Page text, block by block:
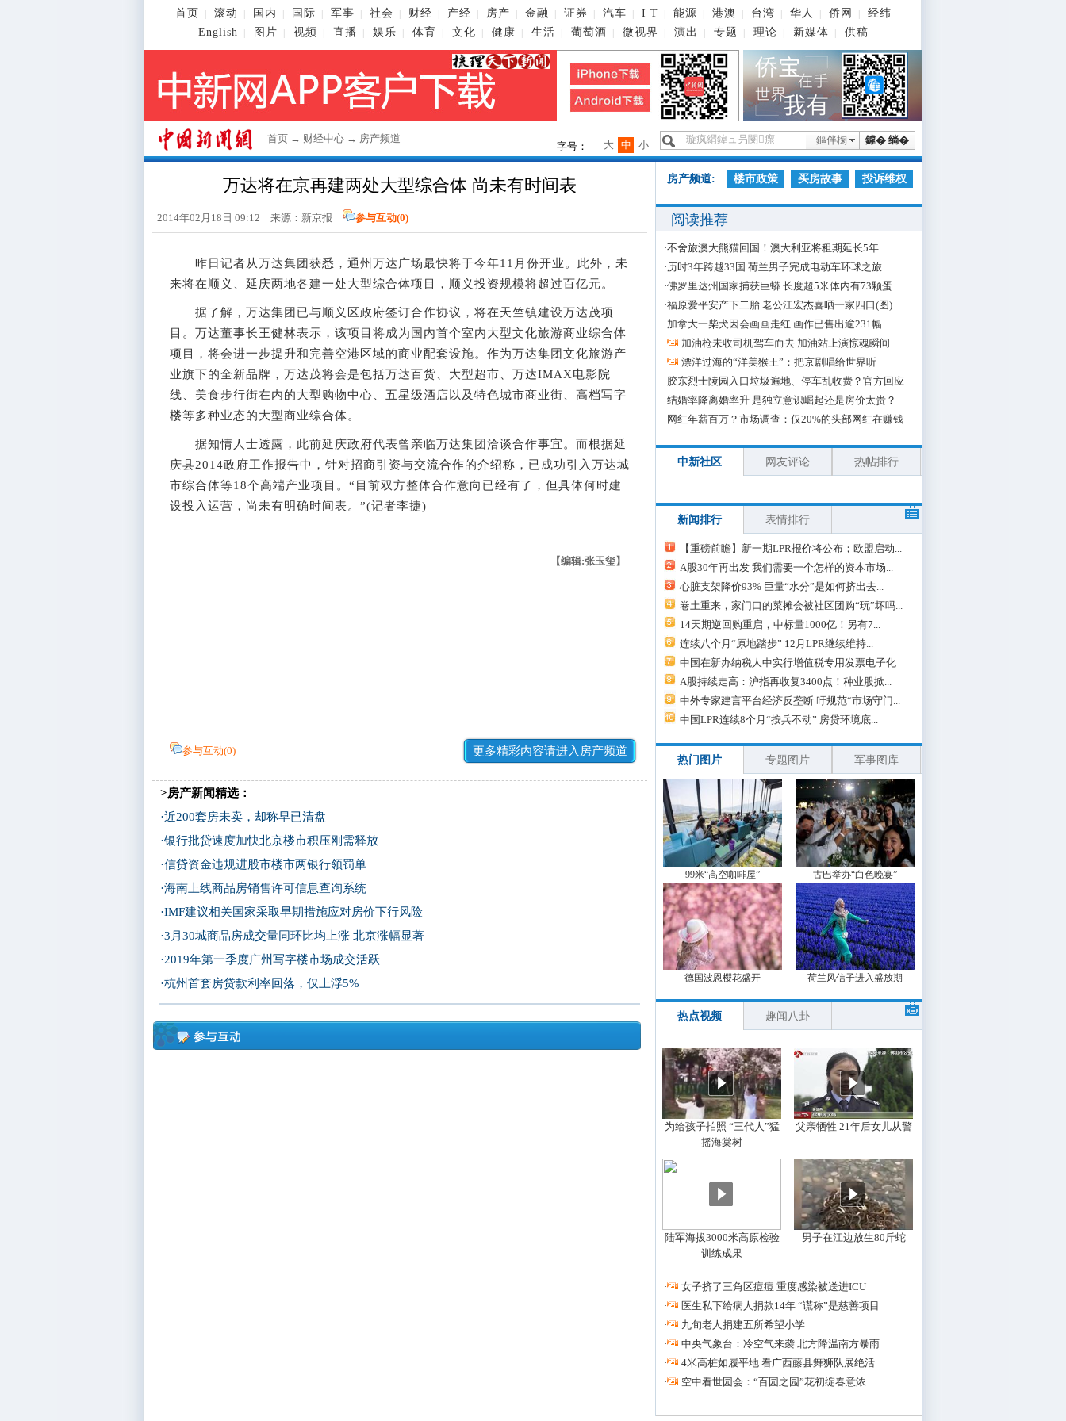
首页 滚动 国内 国际 军事 社会 财经 产经 房产 金融 证券 汽车 I T 能源 港澳 台湾 华人 侨网
经纬
English
图片 视频 直播 娱乐 体育 文化 健康 生活 葡萄酒 微视界 演出 专题 理论 新媒体 供稿
首页 → 财经中心 → 房产频道 鎼� 绱�
鏂伴椈
字号： 小
中
大
万达将在京再建两处大型综合体 尚未有时间表
2014年02月18日 09:12 来源：新京报 参与互动(0)
昨日记者从万达集团获悉，通州万达广场最快将于今年11月份开业。此外，未
来将在顺义、延庆两地各建一处大型综合体项目，顺义投资规模将超过百亿元。
据了解，万达集团已与顺义区政府签订合作协议，将在天竺镇建设万达茂项
目。万达董事长王健林表示，该项目将成为国内首个室内大型文化旅游商业综合体
项目，将会进一步提升和完善空港区域的商业配套设施。作为万达集团文化旅游产
业旗下的全新品牌，万达茂将会是包括万达百货、大型超市、万达IMAX电影院
线、美食步行街在内的大型购物中心、五星级酒店以及特色城市商业街、高档写字
楼等多种业态的大型商业综合体。
据知情人士透露，此前延庆政府代表曾亲临万达集团洽谈合作事宜。而根据延
庆县2014政府工作报告中，针对招商引资与交流合作的介绍称，已成功引入万达城
市综合体等18个高端产业项目。“目前双方整体合作意向已经有了，但具体何时建
设投入运营，尚未有明确时间表。”(记者李捷)
【编辑:张玉玺】
参与互动(0) 更多精彩内容请进入房产频道
>房产新闻精选：
·近200套房未卖，却称早已清盘
·银行批贷速度加快北京楼市积压刚需释放
·信贷资金违规进股市楼市两银行领罚单
·海南上线商品房销售许可信息查询系统
·IMF建议相关国家采取早期措施应对房价下行风险
·3月30城商品房成交量同环比均上涨 北京涨幅显著
·2019年第一季度广州写字楼市场成交活跃
·杭州首套房贷款利率回落，仅上浮5%
房产频道: 楼市政策 买房故事 投诉维权
阅读推荐
·不舍旅澳大熊猫回国！澳大利亚将租期延长5年
·历时3年跨越33国 荷兰男子完成电动车环球之旅
·佛罗里达州国家捕获巨蟒 长度超5米体内有73颗蛋
·福原爱平安产下二胎 老公江宏杰喜晒一家四口(图)
·加拿大一柴犬因会画画走红 画作已售出逾231幅
·
加油枪未收司机驾车而去 加油站上演惊魂瞬间
·
漂洋过海的“洋美猴王”：把京剧唱给世界听
·胶东烈士陵园入口垃圾遍地、停车乱收费？官方回应
·结婚率降离婚率升 是独立意识崛起还是房价太贵？
· 网红年薪百万？市场调查：仅20%的头部网红在赚钱
中新社区 网友评论 热帖排行
新闻排行 表情排行
【重磅前瞻】新一期LPR报价将公布；欧盟启动...
A股30年再出发 我们需要一个怎样的资本市场...
心脏支架降价93% 巨量“水分”是如何挤出去...
卷土重来，家门口的菜摊会被社区团购“玩”坏吗...
14天期逆回购重启，中标量1000亿！另有7...
连续八个月“原地踏步” 12月LPR继续维持...
中国在新办纳税人中实行增值税专用发票电子化
A股持续走高：沪指再收复3400点！种业股掀...
中外专家建言平台经济反垄断 吁规范“市场守门...
中国LPR连续8个月“按兵不动” 房贷环境底...
热门图片 专题图片 军事图库
99米“高空咖啡屋” 古巴举办“白色晚宴”
德国波恩樱花盛开 荷兰风信子进入盛放期
热点视频 趣闻八卦
为给孩子拍照 “三代人”猛
摇海棠树
父亲牺牲 21年后女儿从警
陆军海拔3000米高原检验
训练成果
男子在江边放生80斤蛇
·
女子挤了三角区痘痘 重度感染被送进ICU
·
医生私下给病人捐款14年 “谎称”是慈善项目
·
九旬老人捐建五所希望小学
·
中央气象台：冷空气来袭 北方降温南方暴雨
·
4米高桩如履平地 看广西藤县舞狮队展绝活
·
空中看世园会：“百园之园”花初绽春意浓